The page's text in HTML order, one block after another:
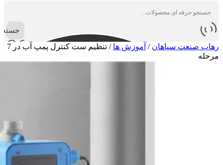
رهاب صنعت سپاهان / آموزش ها /
تنظیم ست کنترل پمپ آب در 7
مرحله